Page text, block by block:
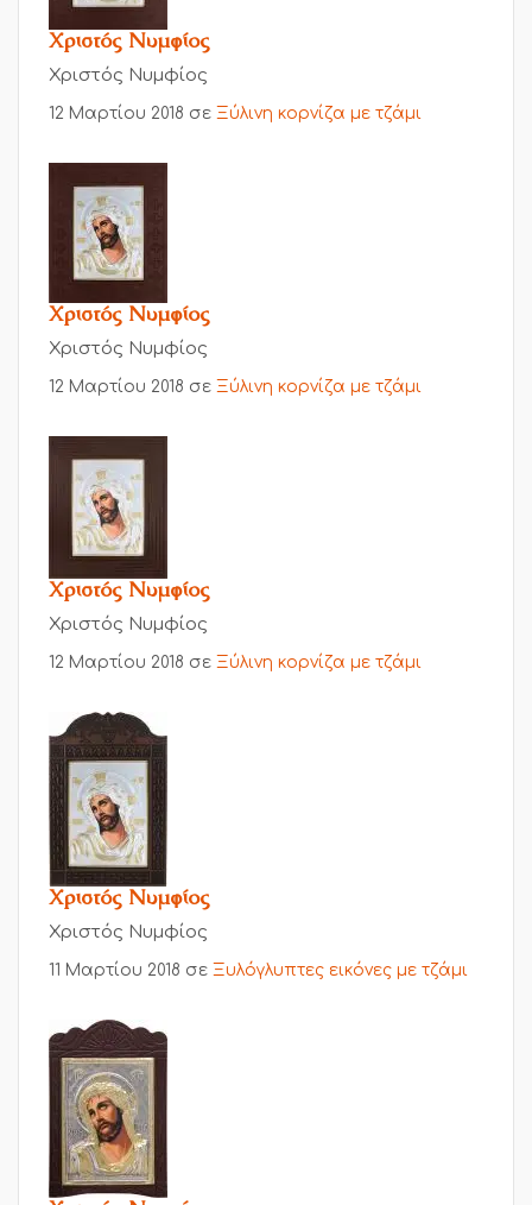
Χριστός Νυμφίος
Χριστός Νυμφίος
12 Μαρτίου 2018 σε Ξύλινη κορνίζα με τζάμι
Χριστός Νυμφίος
Χριστός Νυμφίος
12 Μαρτίου 2018 σε Ξύλινη κορνίζα με τζάμι
Χριστός Νυμφίος
Χριστός Νυμφίος
12 Μαρτίου 2018 σε Ξύλινη κορνίζα με τζάμι
Χριστός Νυμφίος
Χριστός Νυμφίος
11 Μαρτίου 2018 σε Ξυλόγλυπτες εικόνες με τζάμι